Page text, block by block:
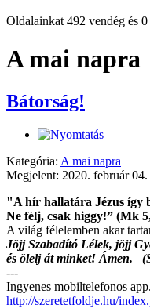
Oldalainkat 492 vendég és 0
A mai napra
Bátorság!
Kategória: A mai napra
Megjelent: 2020. február 04.
"A hír hallatára Jézus így
Ne félj, csak higgy!” (Mk
A világ félelemben akar
Jöjj Szabadító Lélek, jöjj
és ölelj át minket! Ámen.
---
Ingyenes mobiltelefonos
http://szeretetfoldje.hu/